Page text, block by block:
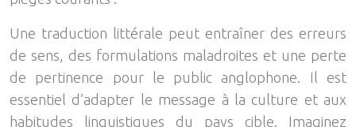
Une traduction littérale peut entraîner des erreurs
de sens, des formulations maladroites et une perte
de pertinence pour le public anglophone. Il est
essentiel d’adapter le message à la culture et aux
habitudes linguistiques du pays cible. Imaginez